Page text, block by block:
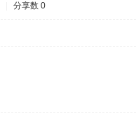
分享数 0